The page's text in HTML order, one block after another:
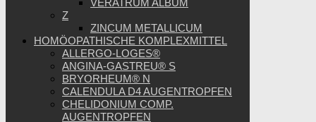
Z
ZINCUM METALLICUM
HOMÖOPATHISCHE KOMPLEXMITTEL
ALLERGO-LOGES®
ANGINA-GASTREU® S
BRYORHEUM® N
CALENDULA D4 AUGENTROPFEN
CHELIDONIUM COMP.
AUGENTROPFEN